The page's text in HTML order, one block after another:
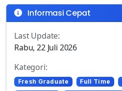
Informasi Cepat
Last Update:
Rabu, 22 Juli 2026
Kategori:
Fresh Graduate Full Time